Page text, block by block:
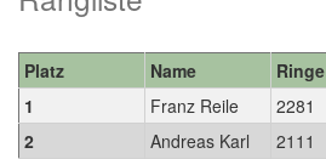
Platz Name Ringe
1
Franz Reile 2281
2
Andreas Karl 2111